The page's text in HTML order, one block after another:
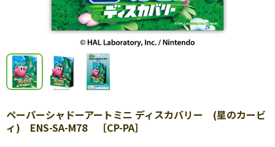
ペーパーシャドーアートミニ ディスカバリー (星のカービ
ィ) ENS-SA-M78 ［CP-PA］